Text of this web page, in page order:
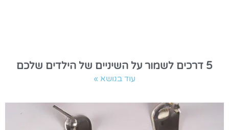
5 דרכים לשמור על השיניים של הילדים שלכם
עוד בנושא »